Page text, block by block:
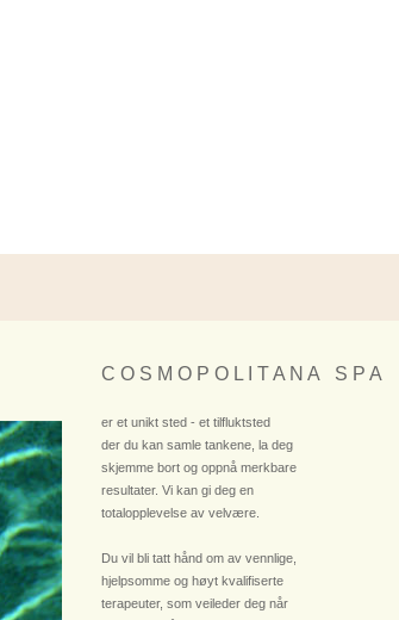
C O S M O P O L I T A N A S P A
er et unikt sted - et tilfluktsted
der du kan samle tankene, la deg
skjemme bort og oppnå merkbare
resultater. Vi kan gi deg en
totalopplevelse av velvære.
Du vil bli tatt hånd om av vennlige,
hjelpsomme og høyt kvalifiserte
terapeuter, som veileder deg når